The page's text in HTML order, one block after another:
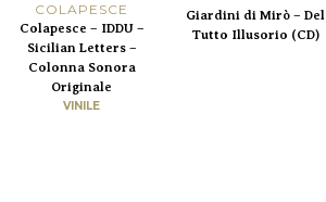
COLAPESCE
Colapesce – IDDU –
Sicilian Letters –
Colonna Sonora
Originale
VINILE
Giardini di Mirò – Del
Tutto Illusorio (CD)